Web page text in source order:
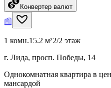
Конвертер валют
1 комн.15.2 м²2/2 этаж
г. Лида, просп. Победы, 14
Однокомнатная квартира в
мансардой